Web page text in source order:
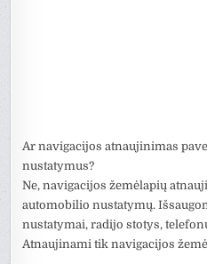
Ar navigacijos atnaujinimas
nustatymus?
Ne, navigacijos žemėlapių
automobilio nustatymų.
nustatymai, radijo stotys,
Atnaujinami tik navigacijos